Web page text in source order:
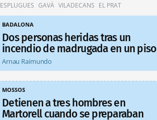
ESPLUGUES GAVÀ VILADECANS EL PRAT
BADALONA
Dos personas heridas tras un
incendio de madrugada en un piso
Arnau Raimundo
MOSSOS
Detienen a tres hombres en
Martorell cuando se preparaban